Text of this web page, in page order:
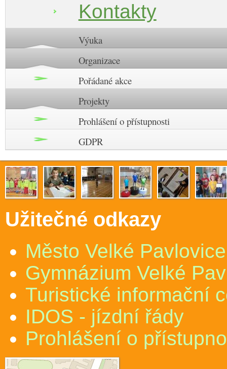
Kontakty
Výuka
Organizace
Pořádané akce
Projekty
Prohlášení o přístupnosti
GDPR
Užitečné odkazy
Město Velké Pavlovice
Gymnázium Velké
Turistické informační
IDOS - jízdní řády
Prohlášení o